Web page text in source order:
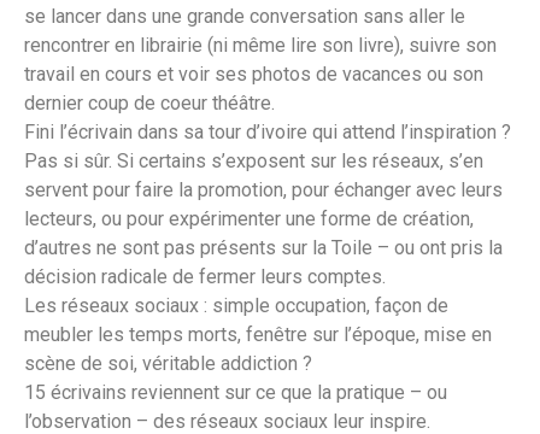
se lancer dans une grande conversation sans aller le
rencontrer en librairie (ni même lire son livre), suivre son
travail en cours et voir ses photos de vacances ou son
dernier coup de coeur théâtre.
Fini l’écrivain dans sa tour d’ivoire qui attend l’inspiration ?
Pas si sûr. Si certains s’exposent sur les réseaux, s’en
servent pour faire la promotion, pour échanger avec leurs
lecteurs, ou pour expérimenter une forme de création,
d’autres ne sont pas présents sur la Toile – ou ont pris la
décision radicale de fermer leurs comptes.
Les réseaux sociaux : simple occupation, façon de
meubler les temps morts, fenêtre sur l’époque, mise en
scène de soi, véritable addiction ?
15 écrivains reviennent sur ce que la pratique – ou
l’observation – des réseaux sociaux leur inspire.